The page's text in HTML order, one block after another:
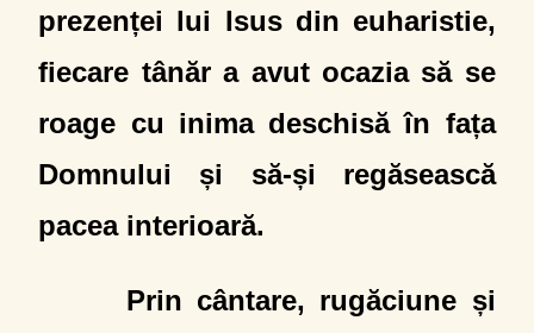
prezenței lui Isus din euharistie,
fiecare tânăr a avut ocazia să se
roage cu inima deschisă în fața
Domnului și să-și regăsească
pacea interioară.
Prin cântare, rugăciune și